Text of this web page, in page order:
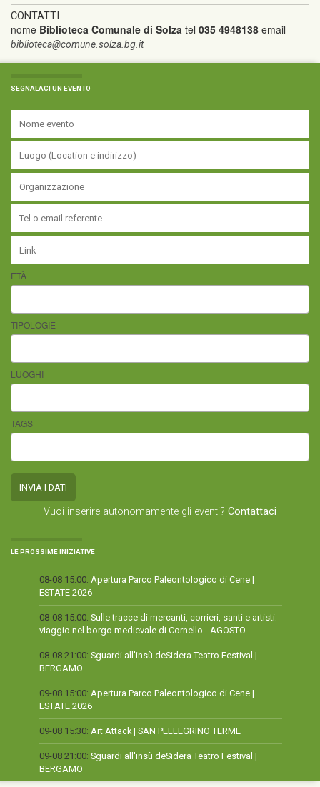
CONTATTI
nome Biblioteca Comunale di Solza tel 035 4948138 email
biblioteca@comune.solza.bg.it
SEGNALACI UN EVENTO
ETÀ
TIPOLOGIE
LUOGHI
TAGS
Vuoi inserire autonomamente gli eventi? Contattaci
LE PROSSIME INIZIATIVE
08-08 15:00: Apertura Parco Paleontologico di Cene |
ESTATE 2026
08-08 15:00: Sulle tracce di mercanti, corrieri, santi e artisti:
viaggio nel borgo medievale di Cornello - AGOSTO
08-08 21:00: Sguardi all'insù deSidera Teatro Festival |
BERGAMO
09-08 15:00: Apertura Parco Paleontologico di Cene |
ESTATE 2026
09-08 15:30: Art Attack | SAN PELLEGRINO TERME
09-08 21:00: Sguardi all'insù deSidera Teatro Festival |
BERGAMO